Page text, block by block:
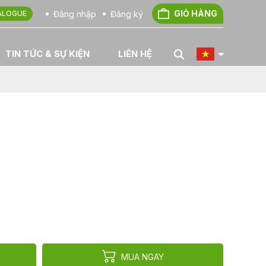
Đăng nhập Đăng ký GIỎ HÀNG
TIN TỨC & SỰ KIỆN LIÊN HỆ
MUA NGAY